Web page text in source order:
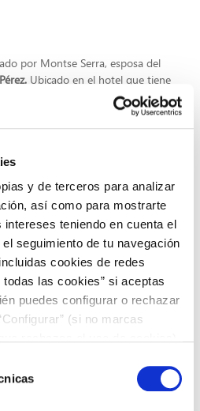
y de terceros para analizar
así como para mostrarte
intereses teniendo en cuenta el
seguimiento de tu navegación
cookies de redes
las cookies” si aceptas
puedes configurar o rechazar
(si no marcas
por Montse Serra, esposa del
Ubicado en el hotel que tiene
tiene un espacio luminoso y
pero con una especialidad:el
a la parrilla con langostinos y
que hay una base hecha con
del mar y el jardín.,
de sabor en tu boca.
de la maravillosa playa de la
unagran sala, luminosa y
. Abierto desde principios de
una cocina mediterránea, de
Estos últimos varían desde las doce
. Como la tradición lo quiere, la sartén
centro de la mesa,
felicidad para